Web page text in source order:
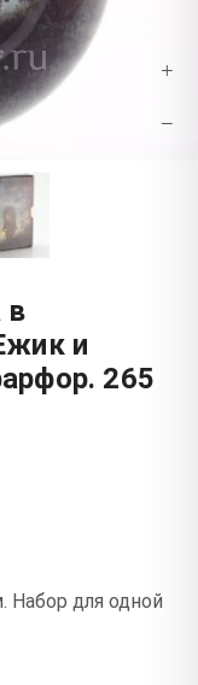
+
−
в
и
265
для одной